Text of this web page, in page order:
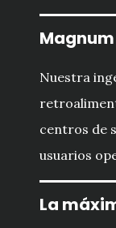
Nuestra
centros de
usuarios
La